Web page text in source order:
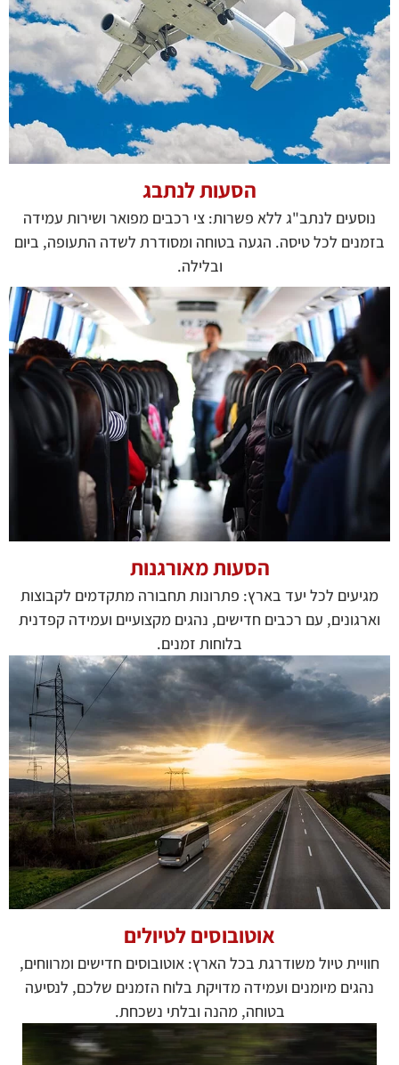
הסעות לנתבג
נוסעים לנתב"ג ללא פשרות: צי רכבים מפואר ושירות עמידה
בזמנים לכל טיסה. הגעה בטוחה ומסודרת לשדה התעופה, ביום
ובלילה.
הסעות מאורגנות
מגיעים לכל יעד בארץ: פתרונות תחבורה מתקדמים לקבוצות
וארגונים, עם רכבים חדישים, נהגים מקצועיים ועמידה קפדנית
בלוחות זמנים.
אוטובוסים לטיולים
חוויית טיול משודרגת בכל הארץ: אוטובוסים חדישים ומרווחים,
נהגים מיומנים ועמידה מדויקת בלוח הזמנים שלכם, לנסיעה
בטוחה, מהנה ובלתי נשכחת.